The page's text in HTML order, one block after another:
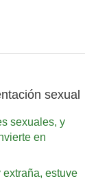
sexual
sexuales, y
en
estuve